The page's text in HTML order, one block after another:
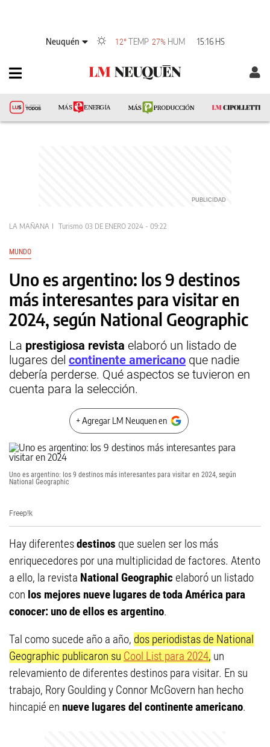
Neuquén 12° TEMP 27% HUM 15:16 HS
LA MAÑANA Turismo 03 DE ENERO 2024 - 09:22
MUNDO
Uno es argentino: los 9 destinos
más interesantes para visitar en
2024, según National Geographic
La prestigiosa revista elaboró un listado de
lugares del continente americano que nadie
debería perderse. Qué aspectos se tuvieron en
cuenta para la selección.
+ Agregar LM Neuquen en
Uno es argentino: los 9 destinos más interesantes para visitar en 2024, según
National Geographic
Freep!k
Hay diferentesdestinos que suelen ser los más
enriquecedores por una multiplicidad de factores. Atento
a ello, la revista National Geographicelaboró un listado
con los mejores nueve lugares de toda América para
conocer: uno de ellos es argentino.
Tal como sucede año a año, dos periodistas de National
Geographic publicaron su Cool List para 2024, un
relevamiento de diferentes destinos para visitar. En su
trabajo, Rory Goulding y Connor McGovern han hecho
hincapié en nueve lugares del continente americano.